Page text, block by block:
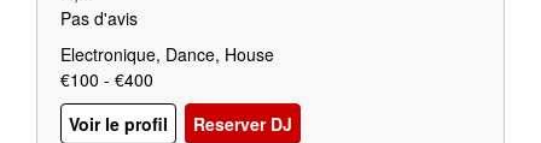
Pas d'avis
Electronique, Dance, House
€100 - €400
Voir le profil
Reserver DJ